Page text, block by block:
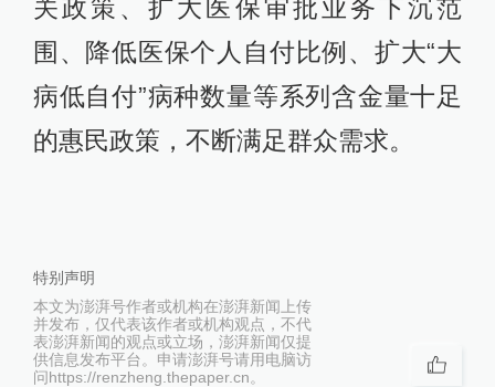
关政策、扩大医保审批业务下沉范
围、降低医保个人自付比例、扩大“大
病低自付”病种数量等系列含金量十足
的惠民政策，不断满足群众需求。
特别声明
本文为澎湃号作者或机构在澎湃新闻上传
并发布，仅代表该作者或机构观点，不代
表澎湃新闻的观点或立场，澎湃新闻仅提
供信息发布平台。申请澎湃号请用电脑访
问https://renzheng.thepaper.cn。